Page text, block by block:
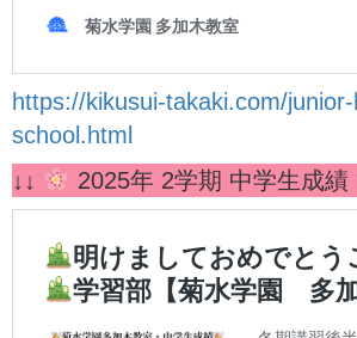
https://kikusui-takaki.com/
school.html
↓↓
2025年 2学期 中学生成績